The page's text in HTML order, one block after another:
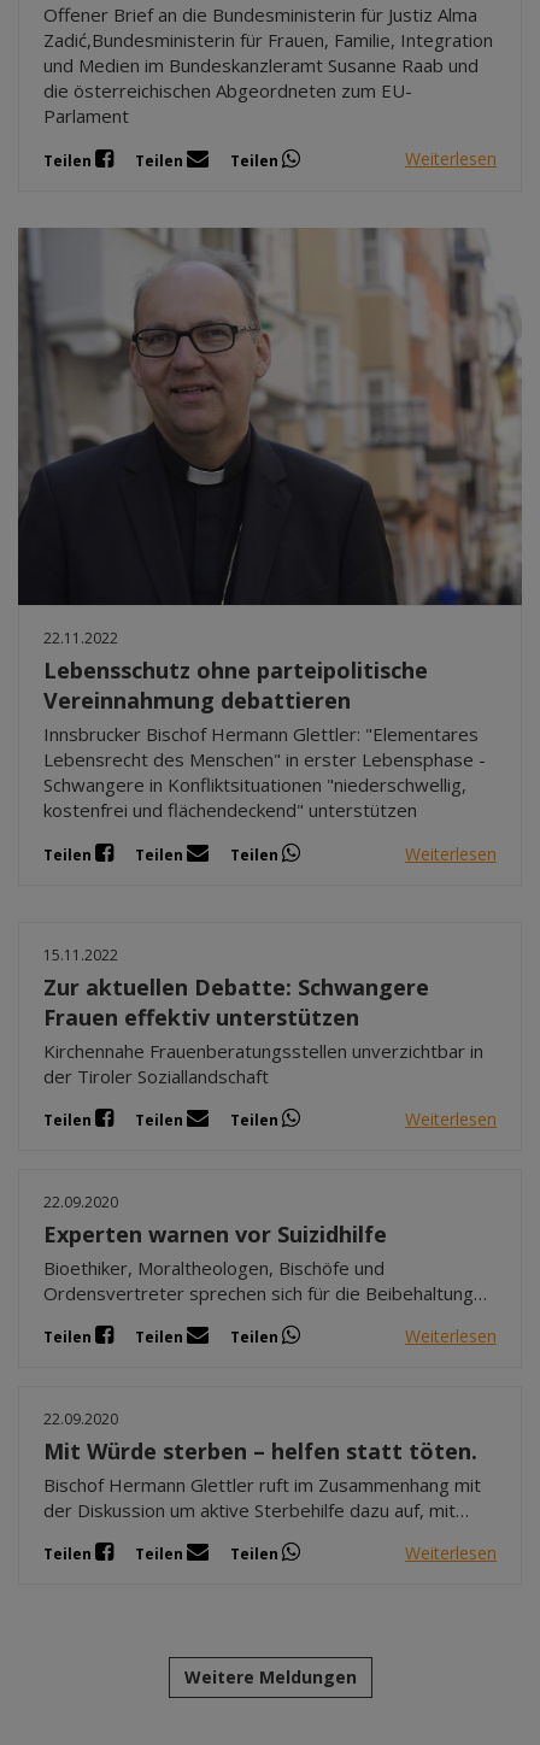
Offener Brief an die Bundesministerin für Justiz Alma
Zadić,Bundesministerin für Frauen, Familie, Integration
und Medien im Bundeskanzleramt Susanne Raab und
die österreichischen Abgeordneten zum EU-
Parlament
Teilen Teilen Teilen Weiterlesen
22.11.2022
Lebensschutz ohne parteipolitische
Vereinnahmung debattieren
Innsbrucker Bischof Hermann Glettler: "Elementares
Lebensrecht des Menschen" in erster Lebensphase -
Schwangere in Konfliktsituationen "niederschwellig,
kostenfrei und flächendeckend" unterstützen
Teilen Teilen Teilen Weiterlesen
15.11.2022
Zur aktuellen Debatte: Schwangere
Frauen effektiv unterstützen
Kirchennahe Frauenberatungsstellen unverzichtbar in
der Tiroler Soziallandschaft
Teilen Teilen Teilen Weiterlesen
22.09.2020
Experten warnen vor Suizidhilfe
Bioethiker, Moraltheologen, Bischöfe und
Ordensvertreter sprechen sich für die Beibehaltung
und warnen davor, das Töten auf Verlangen gesetzlich
Teilen Teilen Teilen Weiterlesen
22.09.2020
Mit Würde sterben – helfen statt töten.
Bischof Hermann Glettler ruft im Zusammenhang mit
der Diskussion um aktive Sterbehilfe dazu auf, mit
Lebensschutzes zu unterstützen.
Teilen Teilen Teilen Weiterlesen
Weitere Meldungen